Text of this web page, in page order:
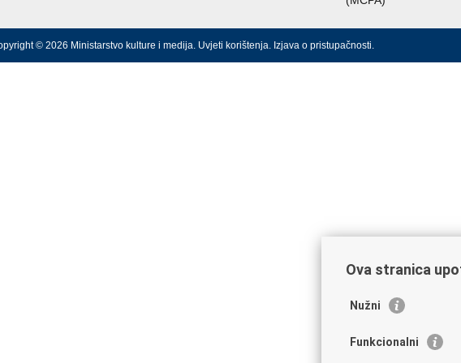
© 2026 Ministarstvo kulture i medija. Uvjeti korištenja. Izjava o pristupačnosti.
Ova stranica
Nužni
Funkcionalni